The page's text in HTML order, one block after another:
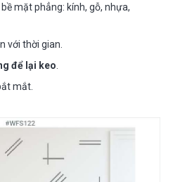
mặt phẳng: kính, gỗ, nhựa,
với thời gian.
để lại keo.
mắt.